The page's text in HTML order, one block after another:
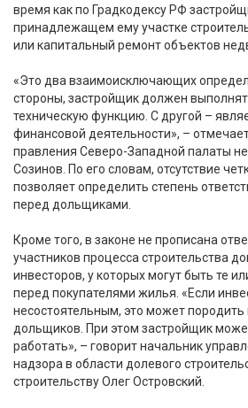
время как по Градкодексу РФ
принадлежащем ему участке
или капитальный ремонт объектов
«Это два взаимоисключающих
стороны, застройщик должен
техническую функцию. С другой –
финансовой деятельности», –
правления Северо-Западной палаты
Созинов. По его словам, отсутствие
позволяет определить степень
перед дольщиками.
Кроме того, в законе не прописана
участников процесса строительства
инвесторов, у которых могут быть те
перед покупателями жилья. «Если
несостоятельным, это может
дольщиков. При этом застройщик
работать», – говорит начальник
надзора в области долевого
строительству Олег Островский.